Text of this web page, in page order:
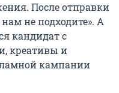
После отправки
не подходите». А
кандидат с
креативы и
кампании